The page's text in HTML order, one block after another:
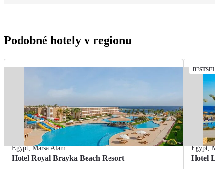
Podobné hotely v regionu
Egypt,Marsa Alam
Hotel Royal Brayka Beach Resort
Egypt,
Hotel